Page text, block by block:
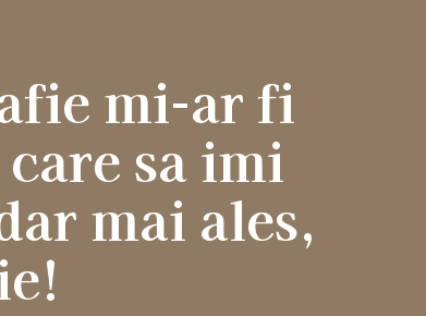
mi-ar fi
sa imi
mai ales,